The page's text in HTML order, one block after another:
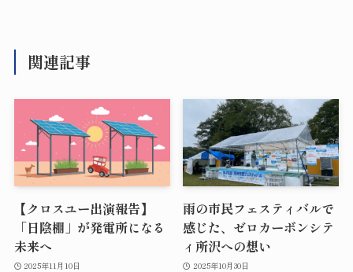
関連記事
【クロスユー出演報告】
「日陰棚」が発電所になる
未来へ
2025年11月10日
雨の市民フェスティバルで
感じた、ゼロカーボンシテ
ィ所沢への想い
2025年10月30日